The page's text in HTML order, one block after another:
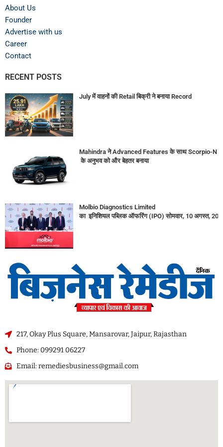
About Us
Founder
Advertise with us
Career
Contact
RECENT POSTS
July में वाहनों की Retail बिक्री ने बनाया Record
Mahindra ने Advanced Features के साथ Scorpio-N
के अनुभव को और बेहतर बनाया
Molbio Diagnostics Limited
का इनिशियल पब्लिक ऑफरिंग (IPO) सोमवार, 10 अगस्त,
217, Okay Plus Square, Mansarovar, Jaipur, Rajasthan
Phone: 099291 06227
Email: remediesbusiness@gmail.com